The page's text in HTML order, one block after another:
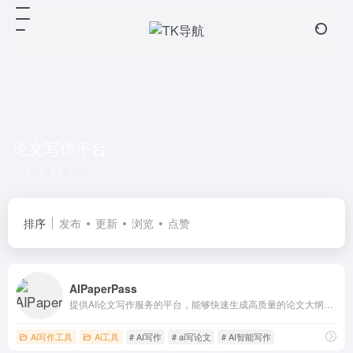
排序 发布 更新 浏览 点赞
AIPaperPass
Ai写作工具 Ai工具 # AI写作 # ai写论文 # AI智能写作